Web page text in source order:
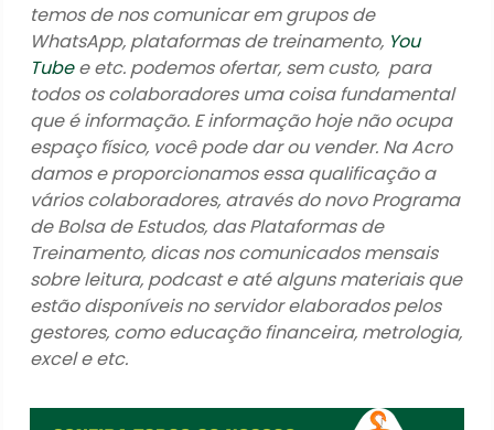
temos de nos comunicar em grupos de
WhatsApp, plataformas de treinamento, You
Tubee etc. podemos ofertar, sem custo, para
todos os colaboradores uma coisa fundamental
que é informação. E informação hoje não ocupa
espaço físico, você pode dar ou vender. Na Acro
damos e proporcionamos essa qualificação a
vários colaboradores, através do novo Programa
de Bolsa de Estudos, das Plataformas de
Treinamento, dicas nos comunicados mensais
sobre leitura, podcast e até alguns materiais que
estão disponíveis no servidor elaborados pelos
gestores, como educação financeira, metrologia,
excel e etc.